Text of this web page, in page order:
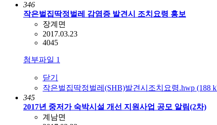
346
작은벌집딱정벌레 감염증 발견시 조치요령 홍보
장계면
2017.03.23
4045
첨부파일 1
닫기
작은벌집딱정벌레(SHB)발견시조치요령.hwp (188
345
2017년 중저가 숙박시설 개선 지원사업 공모 알림(2차)
계남면